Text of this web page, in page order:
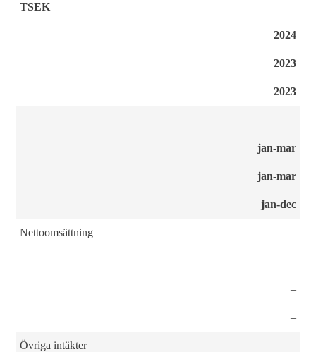
TSEK
2024
2023
2023
jan-mar
jan-mar
jan-dec
Nettoomsättning
–
–
–
Övriga intäkter